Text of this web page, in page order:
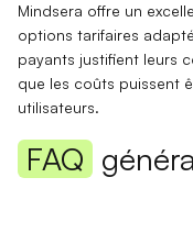
Mindsera offre un
options tarifaires
payants justifient leurs
que les coûts puissent
utilisateurs.
FAQ